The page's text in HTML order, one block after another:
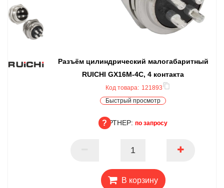
Разъём цилиндрический малогабаритный
RUICHI GX16M-4C, 4 контакта
Код товара: 121893
Быстрый просмотр
ПАРТНЕР: по запросу
В корзину